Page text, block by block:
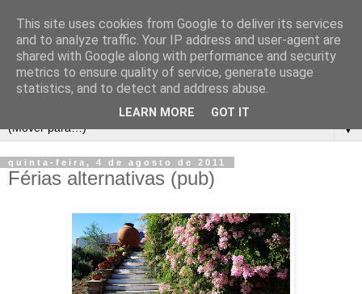
▼
quinta-feira, 4 de agosto de 2011
Férias alternativas (pub)
This site uses cookies from Google to deliver its services
and to analyze traffic. Your IP address and user-agent are
shared with Google along with performance and security
metrics to ensure quality of service, generate usage
statistics, and to detect and address abuse.
LEARN MORE GOT IT